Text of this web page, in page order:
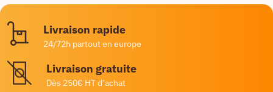
Livraison rapide
24/72h partout en europe
Livraison gratuite
Dès 250€ HT d’achat